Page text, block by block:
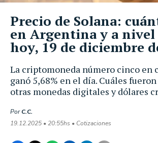
La criptomoneda número cinco en
ganó 5,68% en el día. Cuáles
otras monedas digitales y dólares
PorC.C.
19.12.2025 • 20:55hs • Cotizaciones
Precio de Solana:
en Argentina y a
hoy, 19 de diciembre